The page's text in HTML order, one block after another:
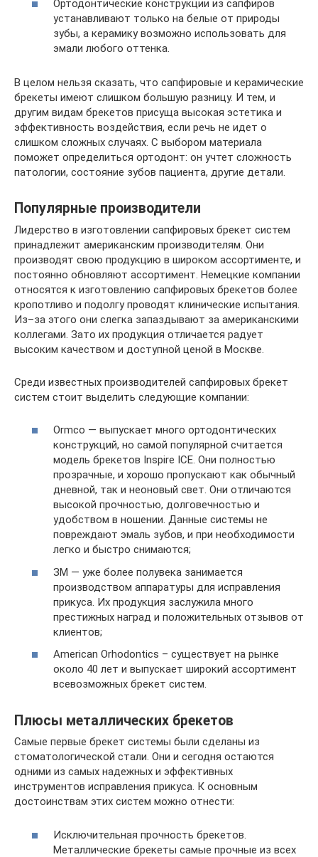
Ортодонтические конструкции из сапфиров
устанавливают только на белые от природы
зубы, а керамику возможно использовать для
эмали любого оттенка.
В целом нельзя сказать, что сапфировые и керамические
брекеты имеют слишком большую разницу. И тем, и
другим видам брекетов присуща высокая эстетика и
эффективность воздействия, если речь не идет о
слишком сложных случаях. С выбором материала
поможет определиться ортодонт: он учтет сложность
патологии, состояние зубов пациента, другие детали.
Популярные производители
Лидерство в изготовлении сапфировых брекет систем
принадлежит американским производителям. Они
производят свою продукцию в широком ассортименте, и
постоянно обновляют ассортимент. Немецкие компании
относятся к изготовлению сапфировых брекетов более
кропотливо и подолгу проводят клинические испытания.
Из–за этого они слегка запаздывают за американскими
коллегами. Зато их продукция отличается радует
высоким качеством и доступной ценой в Москве.
Среди известных производителей сапфировых брекет
систем стоит выделить следующие компании:
Ormco — выпускает много ортодонтических
конструкций, но самой популярной считается
модель брекетов Inspire ICE. Они полностью
прозрачные, и хорошо пропускают как обычный
дневной, так и неоновый свет. Они отличаются
высокой прочностью, долговечностью и
удобством в ношении. Данные системы не
повреждают эмаль зубов, и при необходимости
легко и быстро снимаются;
ЗМ — уже более полувека занимается
производством аппаратуры для исправления
прикуса. Их продукция заслужила много
престижных наград и положительных отзывов от
клиентов;
American Orhodontics – существует на рынке
около 40 лет и выпускает широкий ассортимент
всевозможных брекет систем.
Плюсы металлических брекетов
Самые первые брекет системы были сделаны из
стоматологической стали. Они и сегодня остаются
одними из самых надежных и эффективных
инструментов исправления прикуса. К основным
достоинствам этих систем можно отнести:
Исключительная прочность брекетов.
Металлические брекеты самые прочные из всех